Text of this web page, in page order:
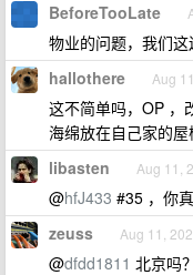
BeforeTooLate
物业的问题，我们这
hallothere Aug
这不简单吗，OP ，
海绵放在自己家的屋
libasten Aug 11,
@hfJ433 #35 ，你
zeuss Aug 11,
@dfdd1811 北京吗